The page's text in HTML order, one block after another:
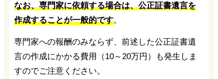
なお、専門家に依頼する場合は、公正証書遺言を
作成することが一般的です。
専門家への報酬のみならず、前述した公正証書遺
言の作成にかかる費用（10～20万円）も発生しま
すのでご注意ください。